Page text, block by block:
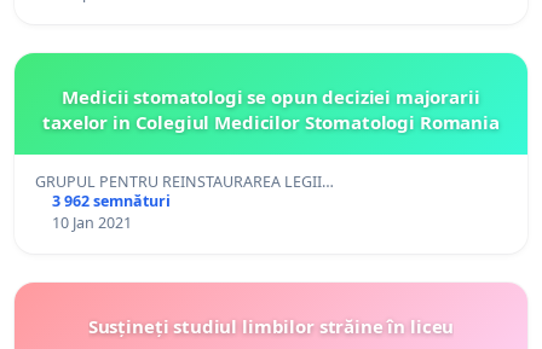
Medicii stomatologi se opun deciziei majorarii
taxelor in Colegiul Medicilor Stomatologi Romania
GRUPUL PENTRU REINSTAURAREA LEGII…
3 962 semnături
10 Jan 2021
Susțineți studiul limbilor străine în liceu